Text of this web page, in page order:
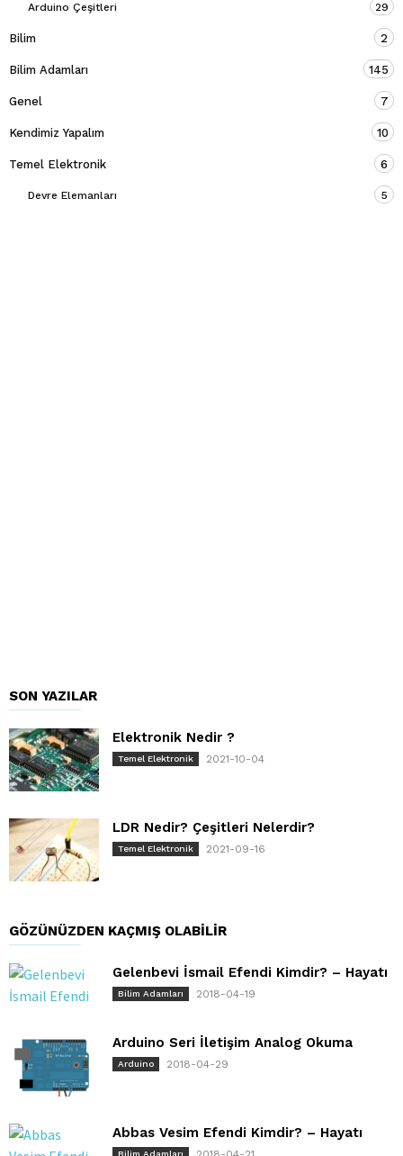
Arduino Çeşitleri 29
Bilim 2
Bilim Adamları 145
Genel 7
Kendimiz Yapalım 10
Temel Elektronik 6
Devre Elemanları 5
SON YAZILAR
Elektronik Nedir ?
Temel Elektronik 2021-10-04
LDR Nedir? Çeşitleri Nelerdir?
Temel Elektronik 2021-09-16
GÖZÜNÜZDEN KAÇMIŞ OLABILIR
Gelenbevi İsmail Efendi Kimdir? – Hayatı
Bilim Adamları 2018-04-19
Arduino Seri İletişim Analog Okuma
Arduino 2018-04-29
Abbas Vesim Efendi Kimdir? – Hayatı
Bilim Adamları